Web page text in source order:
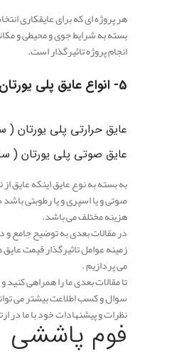
هر پروژه ای که برای عایقکاری
بسته به شرایط جوی و محیطی و
انجام پروژه تاثیرگذار است.
5- انواع عایق پلی ‌یورتان
عایق حرارتی پلی‌ یورتان (
عایق صوتی پلی ‌یورتان (
به بسته به نوع عایق اینکه عایق از
صوتی و یا اسپری و یا رطوبتی
هزینه مختلف می باشد.
در مقالات بعدی به توضیح جامع و
زمینه عوامل تاثیرگذار قیمت
می پردازیم .
تا مقالات بعدی ما را همراهی
سوال و کسب اطلاعت بیشتر می
نظرات و پیشنهادات خود با ما در
فوم پاششی